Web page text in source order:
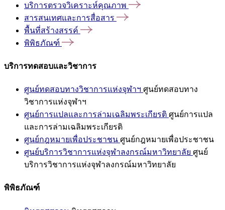
บริการตรวจวิเคราะห์คุณภาพ
สารสนเทศและการสื่อสาร
พื้นที่สร้างสรรค์
พิพิธภัณฑ์
บริการทดสอบและวิชาการ
ศูนย์ทดสอบทางวิชาการแห่งจุฬาฯ ศูนย์ทดสอบทาง
วิชาการแห่งจุฬาฯ
ศูนย์การแปลและการล่ามเฉลิมพระเกียรติ ศูนย์การแปล
และการล่ามเฉลิมพระเกียรติ
ศูนย์กฎหมายเพื่อประชาชน ศูนย์กฎหมายเพื่อประชาชน
ศูนย์บริการวิชาการแห่งจุฬาลงกรณ์มหาวิทยาลัย ศูนย์
บริการวิชาการแห่งจุฬาลงกรณ์มหาวิทยาลัย
พิพิธภัณฑ์